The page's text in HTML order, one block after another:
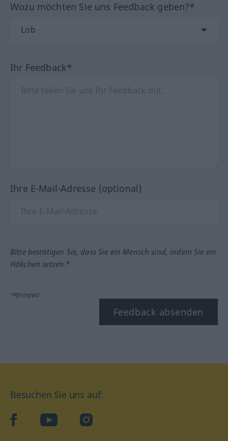
Wozu möchten Sie uns Feedback geben?*
Ihr Feedback*
Ihre E-Mail-Adresse (optional)
Bitte bestätigen Sie, dass Sie ein Mensch sind, indem Sie ein
Häkchen setzen.*
*Pflichtfeld
Feedback absenden
Besuchen Sie uns auf:
facebookYouTube Instagram